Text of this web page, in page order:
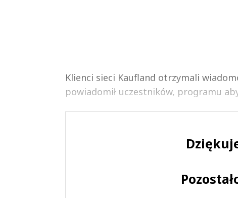
Klienci sieci Kaufland otrzymali
powiadomił uczestników, programu